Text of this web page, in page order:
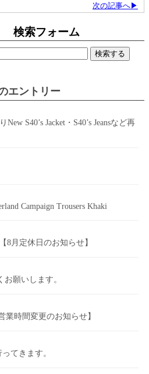
次の記事へ▶
検索フォーム
エントリー
New S40’s Jacket・S40’s Jeansなど再
Campaign Trousers Khaki
【8月定休日のお知らせ】
お願いします。
業時間変更のお知らせ】
てきます。